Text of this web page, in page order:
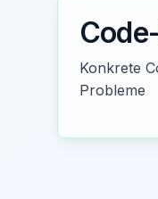
Konkrete
Probleme